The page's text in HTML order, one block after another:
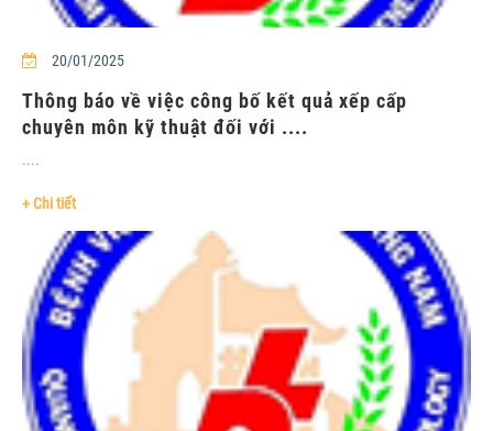
20/01/2025
Thông báo về việc công bố kết quả xếp cấp
chuyên môn kỹ thuật đối với ....
....
+ Chi tiết